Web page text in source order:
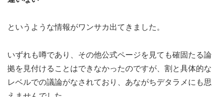
というような情報がワンサカ出てきました。
いずれも噂であり、その他公式ページを見ても確固たる論
拠を見付けることはできなかったのですが、割と具体的な
レベルでの議論がなされており、あながちデタラメにも思